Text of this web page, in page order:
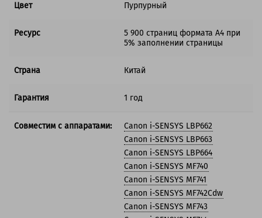
Цвет Пурпурный
Ресурс
5 900 страниц формата A4 при
5% заполнении страницы
Страна Китай
Гарантия 1 год
Совместим с аппаратами:
Canon i-SENSYS LBP662
Canon i-SENSYS LBP663
Canon i-SENSYS LBP664
Canon i-SENSYS MF740
Canon i-SENSYS MF741
Canon i-SENSYS MF742Cdw
Canon i-SENSYS MF743